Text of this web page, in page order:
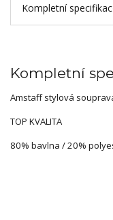
Kompletní
Kompletní
Amstaff stylová
TOP KVALITA
80% bavlna / 20%